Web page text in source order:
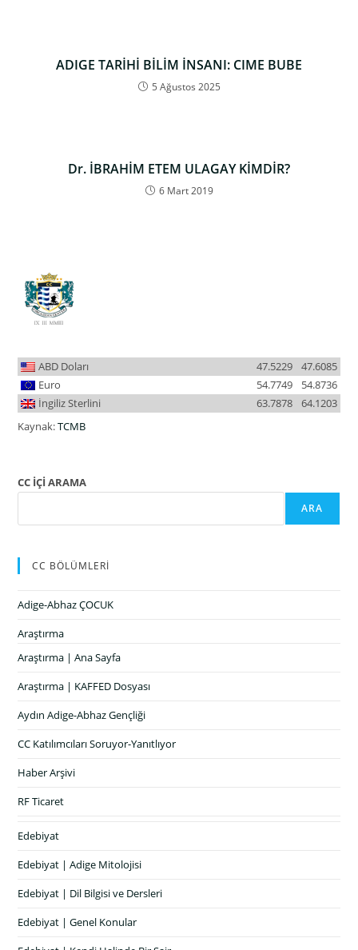
ADIGE TARİHİ BİLİM İNSANI: CIME BUBE
5 Ağustos 2025
Dr. İBRAHİM ETEM ULAGAY KİMDİR?
6 Mart 2019
ABD Doları 47.6085
47.5229
Euro
54.8736
54.7749
İngiliz Sterlini
64.1203
63.7878
Kaynak:TCMB
CC İÇİ ARAMA
ARA
CC BÖLÜMLERİ
Adige-Abhaz ÇOCUK
Araştırma
Araştırma | Ana Sayfa
Araştırma | KAFFED Dosyası
Aydın Adige-Abhaz Gençliği
CC Katılımcıları Soruyor-Yanıtlıyor
Haber Arşivi
RF Ticaret
Edebiyat
Edebiyat | Adige Mitolojisi
Edebiyat | Dil Bilgisi ve Dersleri
Edebiyat | Genel Konular